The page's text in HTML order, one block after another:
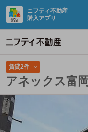
ニフティ不動産
購入アプリ
賃貸2件
アネックス富岡